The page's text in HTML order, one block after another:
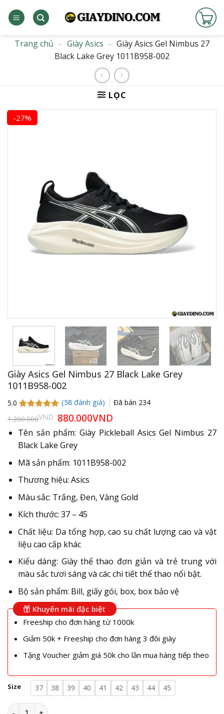
qua
dungTrang chủ – Giày Asics – Giày Asics Gel Nimbus 27
Black Lake Grey 1011B958-002
LỌC
-27%
Giày Asics Gel Nimbus 27 Black Lake Grey
1011B958-002
5.0
5.0trên 5
dựa trên
58
đánh giá
(58đánh giá) Đã bán 234
1.200.000VND Giá
gốc
là:
1.200.000VND.
880.000VND
tại
là:
Tên sản phẩm: Giày Pickleball Asics Gel Nimbus 27
Black Lake Grey
Mã sản phẩm: 1011B958-002
Thương hiệu: Asics
Màu sắc: Trắng, Đen, Vàng Gold
Kích thước: 37 – 45
Chất liệu: Da tổng hợp, cao su chất lượng cao và vật
liệu cao cấp khác
Kiểu dáng: Giày thể thao đơn giản và trẻ trung với
màu sắc tươi sáng và các chi tiết thể thao nổi bật.
Bộ sản phẩm: Bill, giấy gói, box, box bảo vệ
Khuyến mãi đặc biệt
Freeship cho đơn hàng từ 1000k
Giảm 50k + Freeship cho đơn hàng 3 đôi giày
Tặng Voucher giảm giá 50k cho lần mua hàng tiếp theo
Size 37 38 39 40 41 42 43 44 45
Giày Asics Gel Nimbus 27 Black Lake Grey 1011B958-002 số